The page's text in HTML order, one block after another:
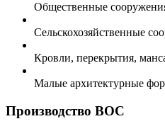
Общественные
Сельскохозяйственные
Кровли, перекрытия,
Малые архитектурные
Производство ВОС